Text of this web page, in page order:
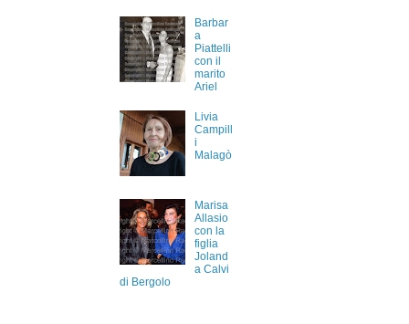
Barbar
a
Piattelli
con il
marito
Ariel
Livia
Campill
i
Malagò
Marisa
Allasio
con la
figlia
Joland
a Calvi
di Bergolo